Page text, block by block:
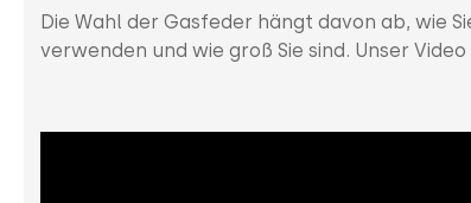
Die Wahl der Gasfeder hängt davon ab, wie
verwenden und wie groß Sie sind. Unser